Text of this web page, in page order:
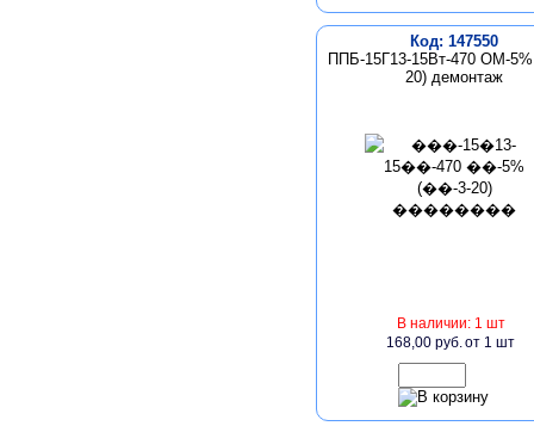
Код: 147550
ППБ-15Г13-15Вт-470 ОМ-
20) демонтаж
В наличии: 1 шт
168,00 руб.от 1 шт